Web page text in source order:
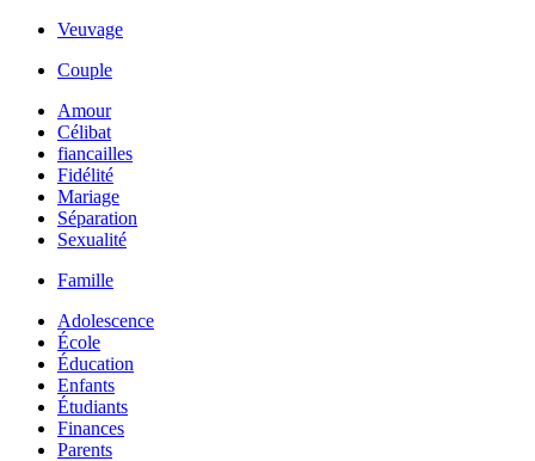
Veuvage
Couple
Amour
Célibat
fiancailles
Fidélité
Mariage
Séparation
Sexualité
Famille
Adolescence
École
Éducation
Enfants
Étudiants
Finances
Parents